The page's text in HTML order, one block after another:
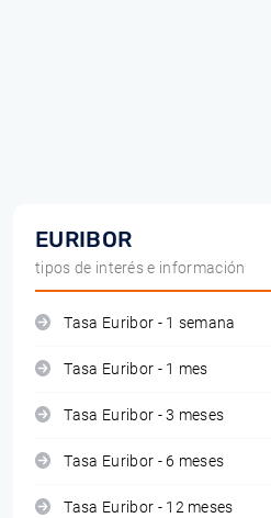
EURIBOR
tipos de interés e información
Tasa Euribor - 1 semana
Tasa Euribor - 1 mes
Tasa Euribor - 3 meses
Tasa Euribor - 6 meses
Tasa Euribor - 12 meses